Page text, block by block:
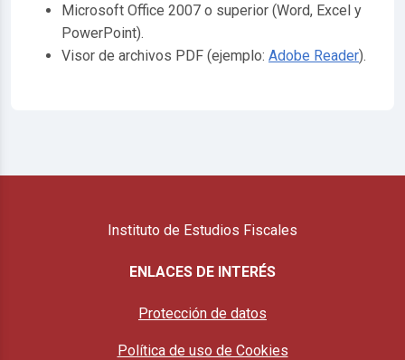
Microsoft Office 2007 o superior (Word, Excel y
PowerPoint).
Visor de archivos PDF (ejemplo: Adobe Reader).
Instituto de Estudios Fiscales
ENLACES DE INTERÉS
Protección de datos
Política de uso de Cookies